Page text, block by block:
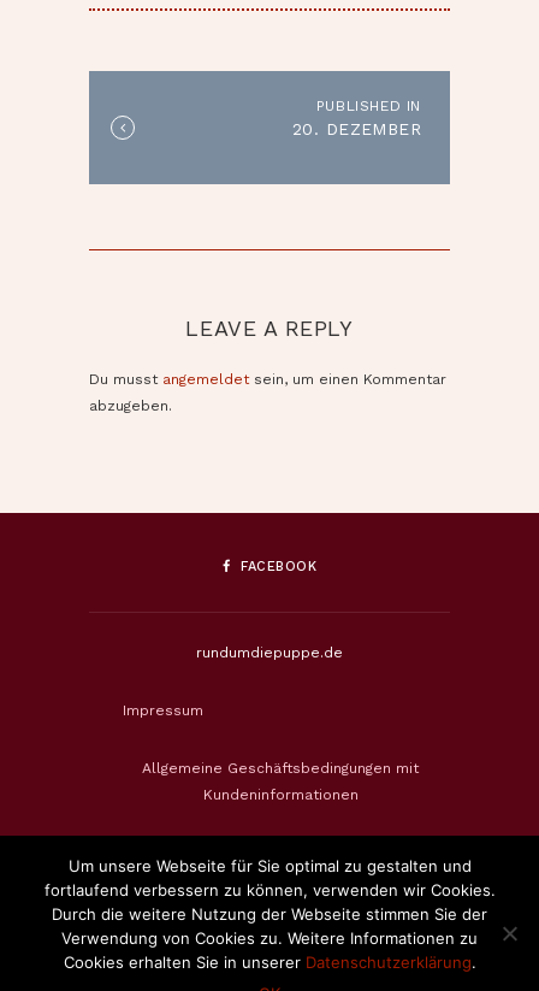
PUBLISHED IN
post:
20. DEZEMBER
LEAVE A REPLY
Du musst angemeldetsein, um einen Kommentar
abzugeben.
FACEBOOK
rundumdiepuppe.de
Impressum
Allgemeine Geschäftsbedingungen mit
Kundeninformationen
Widerrufsbelehrung & Widerrufsformular
Zahlungsweisen
Um unsere Webseite für Sie optimal zu gestalten und
fortlaufend verbessern zu können, verwenden wir Cookies.
Durch die weitere Nutzung der Webseite stimmen Sie der
Verwendung von Cookies zu. Weitere Informationen zu
Cookies erhalten Sie in unserer Datenschutzerklärung.